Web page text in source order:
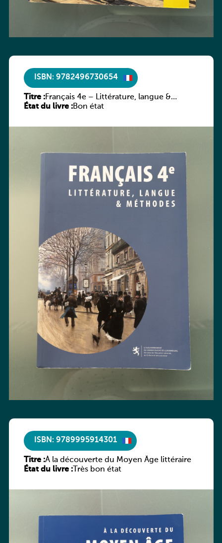
ISBN: 9782496730654
Titre :Français 4e – Littérature, langue &
méthodes
État du livre :Bon état
ISBN: 9789995914301
Titre :À la découverte du Moyen Âge littéraire
État du livre :Très bon état